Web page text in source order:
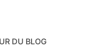
DU BLOG